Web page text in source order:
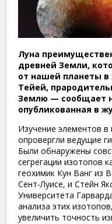
Луна
древней Земли,
от нашей планеты в
Тейей,
Землю — сообщает
опубликованная в
Изучение элементов
опровергли ведущие
Были обнаружены
сегрегации изотопов
геохимик Кун Ванг из
Сент-Луисе, и Стейн
Университета
анализа этих
увеличить точность